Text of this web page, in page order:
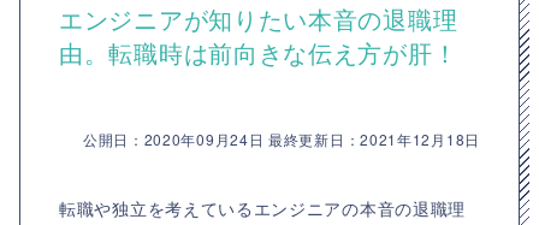
エンジニアが知りたい本音の退職理
由。転職時は前向きな伝え方が肝！
公開日：2020年09月24日 最終更新日：2021年12月18日
転職や独立を考えているエンジニアの本音の退職理